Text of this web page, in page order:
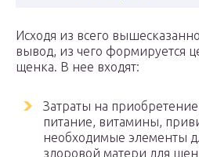
Исходя из всего
вывод, из чего формируется
щенка. В нее входят:
Затраты на
питание, витамины,
необходимые элементы
здоровой матери для